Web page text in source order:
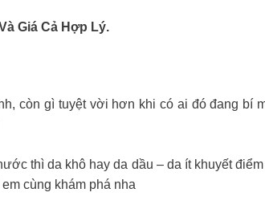
Giá Cả Hợp Lý.
còn gì tuyệt vời hơn khi có ai đó đang bí
thì da khô hay da dầu – da ít khuyết
cùng khám phá nha